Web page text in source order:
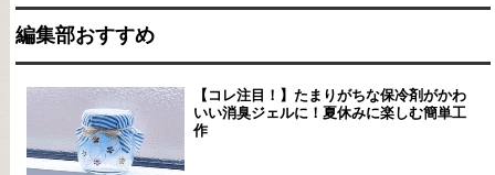
編集部おすすめ
【コレ注目！】たまりがちな保冷剤がかわ
いい消臭ジェルに！夏休みに楽しむ簡単工
作